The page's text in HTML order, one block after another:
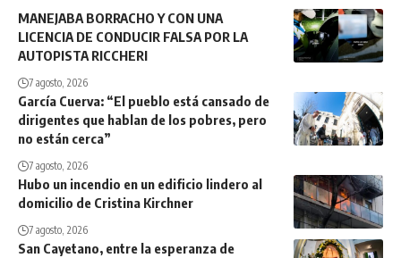
MANEJABA BORRACHO Y CON UNA
LICENCIA DE CONDUCIR FALSA POR LA
AUTOPISTA RICCHERI
7 agosto, 2026
García Cuerva: “El pueblo está cansado de
dirigentes que hablan de los pobres, pero
no están cerca”
7 agosto, 2026
Hubo un incendio en un edificio lindero al
domicilio de Cristina Kirchner
7 agosto, 2026
San Cayetano, entre la esperanza de